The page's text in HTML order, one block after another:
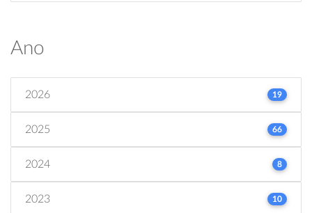
Ano
2026 19
2025 66
2024 8
2023 10